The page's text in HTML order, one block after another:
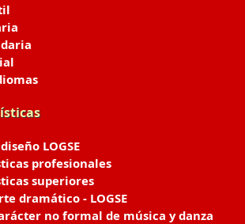
LOGSE
profesionales
superiores
dramático - LOGSE
no formal de música y danza